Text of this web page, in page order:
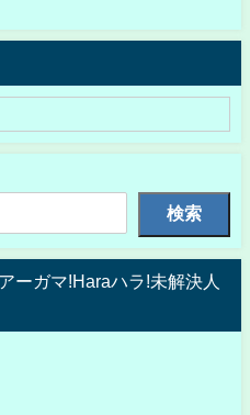
検索
ーガマ!Haraハラ!未解決人